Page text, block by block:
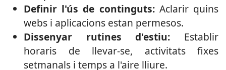
Definir l'ús de continguts:Aclarir quins
webs i aplicacions estan permesos.
Dissenyar rutines d'estiu: Establir
horaris de llevar-se, activitats fixes
setmanals i temps a l'aire lliure.